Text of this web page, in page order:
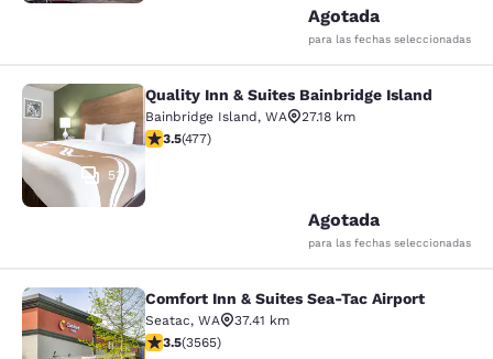
Agotada
para las fechas seleccionadas
Quality Inn & Suites Bainbridge
53
Quality Inn & Suites Bainbridge Island
Bainbridge Island, WA
27.18 km
Calificación de 3.54 estrellas. Bueno. 477 reseñas
3.5(477)
Agotada
para las fechas seleccionadas
Comfort Inn & Suites Sea-Tac
Comfort Inn & Suites Sea-Tac Airport
Seatac, WA
37.41 km
Calificación de 3.53 estrellas. Bueno. 3565 reseñas
3.5(3565)